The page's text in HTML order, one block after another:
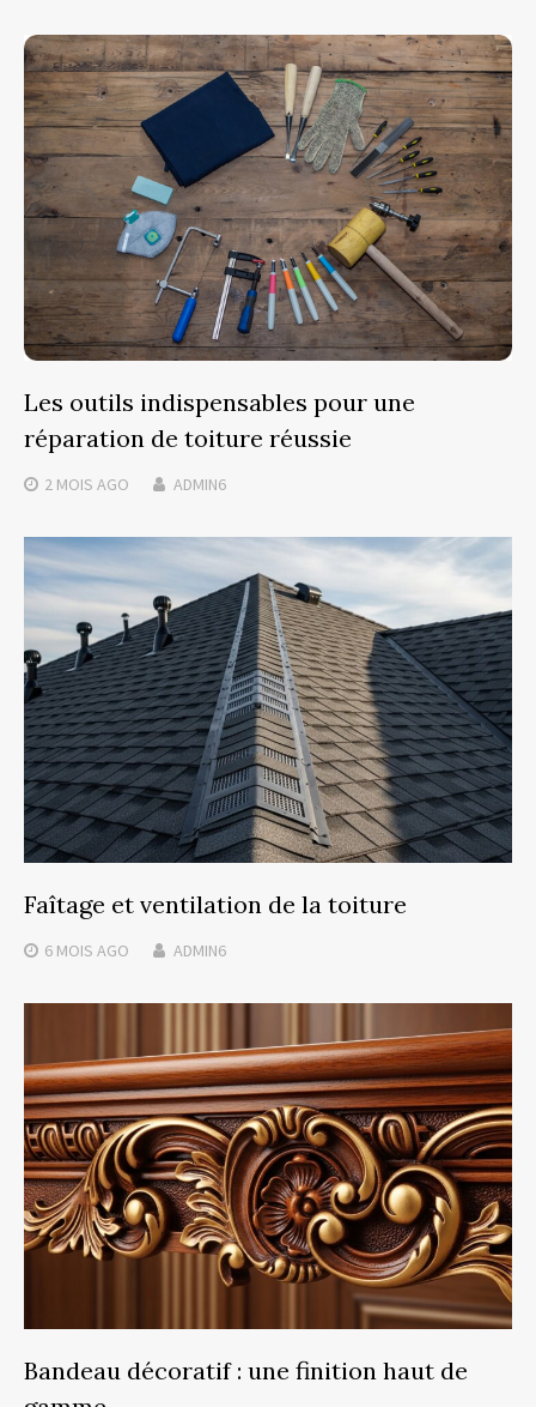
Les outils indispensables pour une
réparation de toiture réussie
2 MOIS AGO ADMIN6
Faîtage et ventilation de la toiture
6 MOIS AGO ADMIN6
Bandeau décoratif : une finition haut de